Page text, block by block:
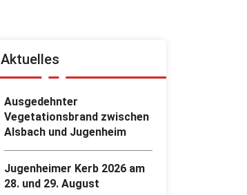
Aktuelles
Ausgedehnter
Vegetationsbrand zwischen
Alsbach und Jugenheim
Jugenheimer Kerb 2026 am
28. und 29. August